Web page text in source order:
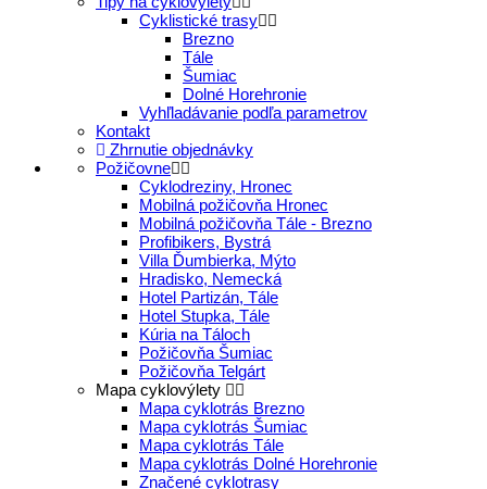
Cyklistické trasy
Brezno
Tále
Šumiac
Dolné Horehronie
Vyhľladávanie podľa parametrov
Kontakt
Zhrnutie objednávky
Požičovne
Cyklodreziny, Hronec
Mobilná požičovňa Hronec
Mobilná požičovňa Tále - Brezno
Profibikers, Bystrá
Villa Ďumbierka, Mýto
Hradisko, Nemecká
Hotel Partizán, Tále
Hotel Stupka, Tále
Kúria na Táloch
Požičovňa Šumiac
Požičovňa Telgárt
Mapa cyklovýlety
Mapa cyklotrás Brezno
Mapa cyklotrás Šumiac
Mapa cyklotrás Tále
Mapa cyklotrás Dolné Horehronie
Značené cyklotrasy